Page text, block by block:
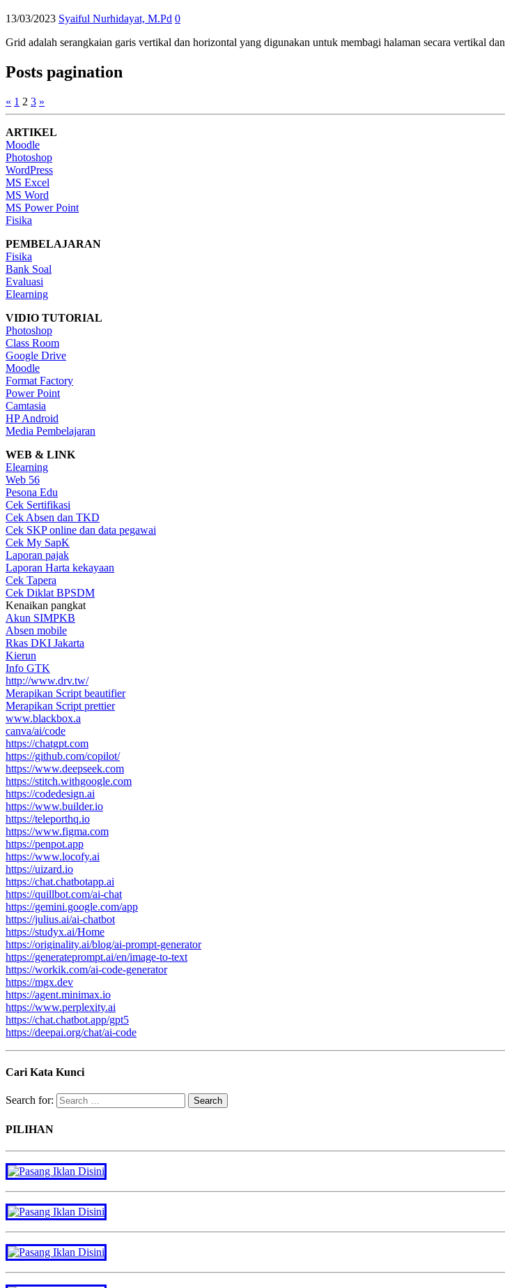
13/03/2023 Syaiful Nurhidayat, M.Pd 0
Grid adalah serangkaian garis vertikal dan horizontal yang digunakan untuk membagi halaman secara vertikal dan
Posts pagination
« 1 2 3 »
ARTIKEL
Moodle
Photoshop
WordPress
MS Excel
MS Word
MS Power Point
Fisika
PEMBELAJARAN
Fisika
Bank Soal
Evaluasi
Elearning
VIDIO TUTORIAL
Photoshop
Class Room
Google Drive
Moodle
Format Factory
Power Point
Camtasia
HP Android
Media Pembelajaran
WEB & LINK
Elearning
Web 56
Pesona Edu
Cek Sertifikasi
Cek Absen dan TKD
Cek SKP online dan data pegawai
Cek My SapK
Laporan pajak
Laporan Harta kekayaan
Cek Tapera
Cek Diklat BPSDM
Kenaikan pangkat
Akun SIMPKB
Absen mobile
Rkas DKI Jakarta
Kierun
Info GTK
http://www.drv.tw/
Merapikan Script beautifier
Merapikan Script prettier
www.blackbox.a
canva/ai/code
https://chatgpt.com
https://github.com/copilot/
https://www.deepseek.com
https://stitch.withgoogle.com
https://codedesign.ai
https://www.builder.io
https://teleporthq.io
https://www.figma.com
https://penpot.app
https://www.locofy.ai
https://uizard.io
https://chat.chatbotapp.ai
https://quillbot.com/ai-chat
https://gemini.google.com/app
https://julius.ai/ai-chatbot
https://studyx.ai/Home
https://originality.ai/blog/ai-prompt-generator
https://generateprompt.ai/en/image-to-text
https://workik.com/ai-code-generator
https://mgx.dev
https://agent.minimax.io
https://www.perplexity.ai
https://chat.chatbot.app/gpt5
https://deepai.org/chat/ai-code
Cari Kata Kunci
Search for:
PILIHAN